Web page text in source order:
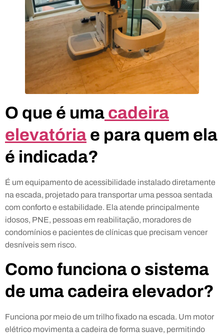
O que é uma cadeira
elevatória e para quem ela
é indicada?
É um equipamento de acessibilidade instalado diretamente
na escada, projetado para transportar uma pessoa sentada
com conforto e estabilidade. Ela atende principalmente
idosos, PNE, pessoas em reabilitação, moradores de
condomínios e pacientes de clínicas que precisam vencer
desníveis sem risco.
Como funciona o sistema
de uma cadeira elevador?
Funciona por meio de um trilho fixado na escada. Um motor
elétrico movimenta a cadeira de forma suave, permitindo